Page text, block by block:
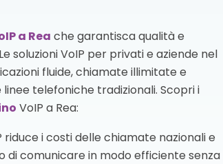
a Rea che garantisca qualità e
soluzioni VoIP per privati e aziende nel
fluide, chiamate illimitate e
telefoniche tradizionali. Scopri i
VoIP a Rea:
riduce i costi delle chiamate nazionali e
di comunicare in modo efficiente senza